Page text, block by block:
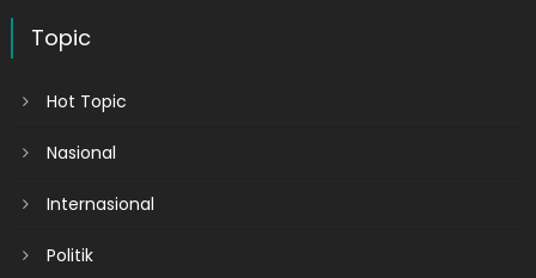
Topic
Hot Topic
Nasional
Internasional
Politik